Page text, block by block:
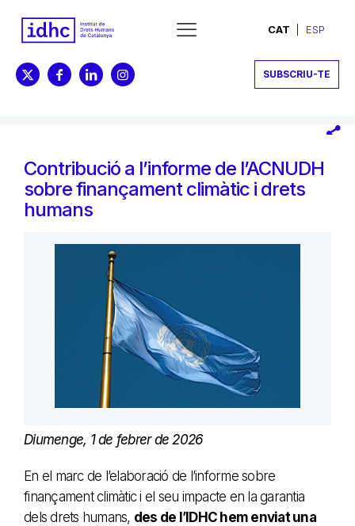
CAT ESP
SUBSCRIU-TE
Contribució a l’informe de l’ACNUDH
sobre finançament climàtic i drets
humans
Diumenge, 1 de febrer de 2026
En el marc de l’elaboració de l’informe sobre
finançament climàtic i el seu impacte en la garantia
dels drets humans, des de l’IDHC hem enviat una